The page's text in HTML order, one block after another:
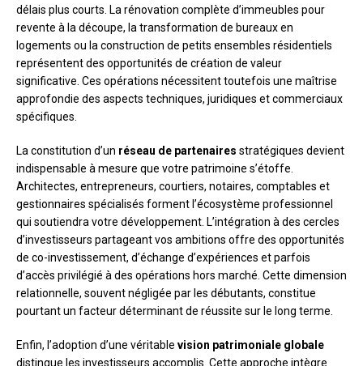
délais plus courts. La rénovation complète d’immeubles pour
revente à la découpe, la transformation de bureaux en
logements ou la construction de petits ensembles résidentiels
représentent des opportunités de création de valeur
significative. Ces opérations nécessitent toutefois une maîtrise
approfondie des aspects techniques, juridiques et commerciaux
spécifiques.
La constitution d’un réseau de partenaires stratégiques devient
indispensable à mesure que votre patrimoine s’étoffe.
Architectes, entrepreneurs, courtiers, notaires, comptables et
gestionnaires spécialisés forment l’écosystème professionnel
qui soutiendra votre développement. L’intégration à des cercles
d’investisseurs partageant vos ambitions offre des opportunités
de co-investissement, d’échange d’expériences et parfois
d’accès privilégié à des opérations hors marché. Cette dimension
relationnelle, souvent négligée par les débutants, constitue
pourtant un facteur déterminant de réussite sur le long terme.
Enfin, l’adoption d’une véritable vision patrimoniale globale
distingue les investisseurs accomplis. Cette approche intègre